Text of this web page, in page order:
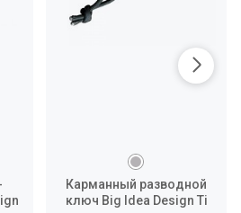
Карманный разводной
ключ Big Idea Design Ti